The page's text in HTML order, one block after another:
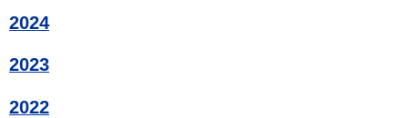
2024
2023
2022